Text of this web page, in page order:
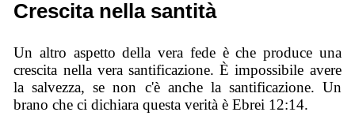
Crescita nella santità
Un altro aspetto della vera fede è che produce una
crescita nella vera santificazione. È impossibile avere
la salvezza, se non c'è anche la santificazione. Un
brano che ci dichiara questa verità è Ebrei 12:14.